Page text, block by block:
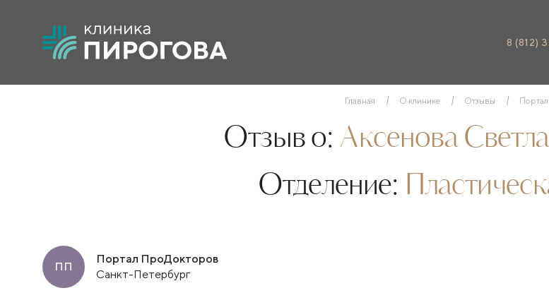
8 (812)
Главная О клинике Отзывы
Отзыв о: Аксенова
Отделение:
ПП
Портал ПроДокторов
Санкт-Петербург